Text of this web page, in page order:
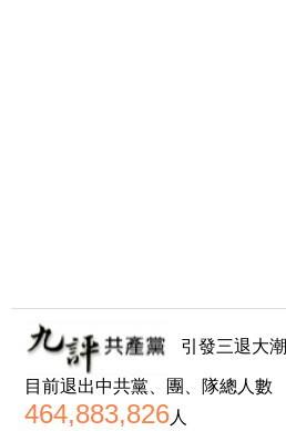
引發三退大潮
目前退出中共黨、團、隊總人數
464,883,826人